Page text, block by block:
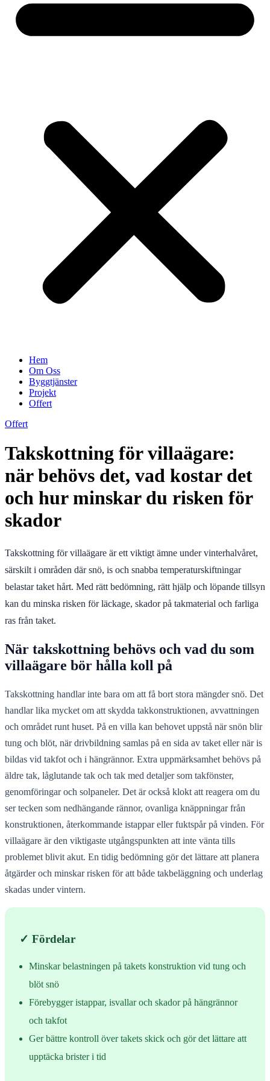
Hem
Om Oss
Byggtjänster
Projekt
Offert
Offert
Takskottning för villaägare:
när behövs det, vad kostar det
och hur minskar du risken för
skador
Takskottning för villaägare är ett viktigt ämne under vinterhalvåret,
särskilt i områden där snö, is och snabba temperaturskiftningar
belastar taket hårt. Med rätt bedömning, rätt hjälp och löpande tillsyn
kan du minska risken för läckage, skador på takmaterial och farliga
ras från taket.
När takskottning behövs och vad du som
villaägare bör hålla koll på
Takskottning handlar inte bara om att få bort stora mängder snö. Det
handlar lika mycket om att skydda takkonstruktionen, avvattningen
och området runt huset. På en villa kan behovet uppstå när snön blir
tung och blöt, när drivbildning samlas på en sida av taket eller när is
bildas vid takfot och i hängrännor. Extra uppmärksamhet behövs på
äldre tak, låglutande tak och tak med detaljer som takfönster,
genomföringar och solpaneler. Det är också klokt att reagera om du
ser tecken som nedhängande rännor, ovanliga knäppningar från
konstruktionen, återkommande istappar eller fuktspår på vinden. För
villaägare är den viktigaste utgångspunkten att inte vänta tills
problemet blivit akut. En tidig bedömning gör det lättare att planera
åtgärder och minskar risken för att både takbeläggning och underlag
skadas under vintern.
✓ Fördelar
Minskar belastningen på takets konstruktion vid tung och
blöt snö
Förebygger istappar, isvallar och skador på hängrännor
och takfot
Ger bättre kontroll över takets skick och gör det lättare att
upptäcka brister i tid